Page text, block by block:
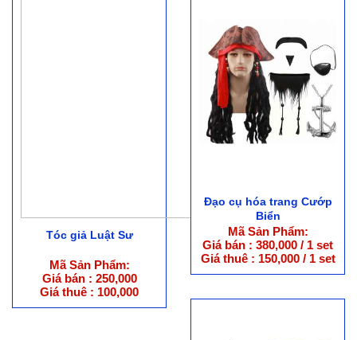
Tóc giả Luật Sư
Mã Sản Phẩm:
Giá bán : 250,000
Giá thuê : 100,000
Đạo cụ hóa trang Cướp
Biển
Mã Sản Phẩm:
Giá bán : 380,000 / 1 set
Giá thuê : 150,000 / 1 set